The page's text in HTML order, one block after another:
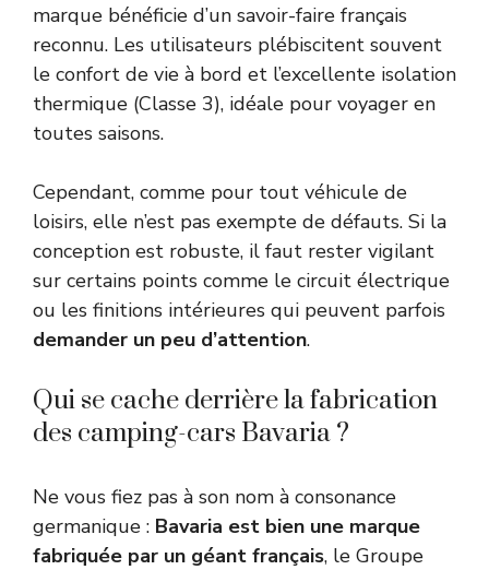
marque bénéficie d’un savoir-faire français
reconnu. Les utilisateurs plébiscitent souvent
le confort de vie à bord et l’excellente isolation
thermique (Classe 3), idéale pour voyager en
toutes saisons.
Cependant, comme pour tout véhicule de
loisirs, elle n’est pas exempte de défauts. Si la
conception est robuste, il faut rester vigilant
sur certains points comme le circuit électrique
ou les finitions intérieures qui peuvent parfois
demander un peu d’attention.
Qui se cache derrière la fabrication
des camping-cars Bavaria ?
Ne vous fiez pas à son nom à consonance
germanique : Bavaria est bien une marque
fabriquée par un géant français, le Groupe